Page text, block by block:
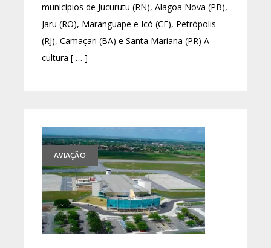
municípios de Jucurutu (RN), Alagoa Nova (PB),
Jaru (RO), Maranguape e Icó (CE), Petrópolis
(RJ), Camaçari (BA) e Santa Mariana (PR) A
cultura [ … ]
AVIAÇÃO